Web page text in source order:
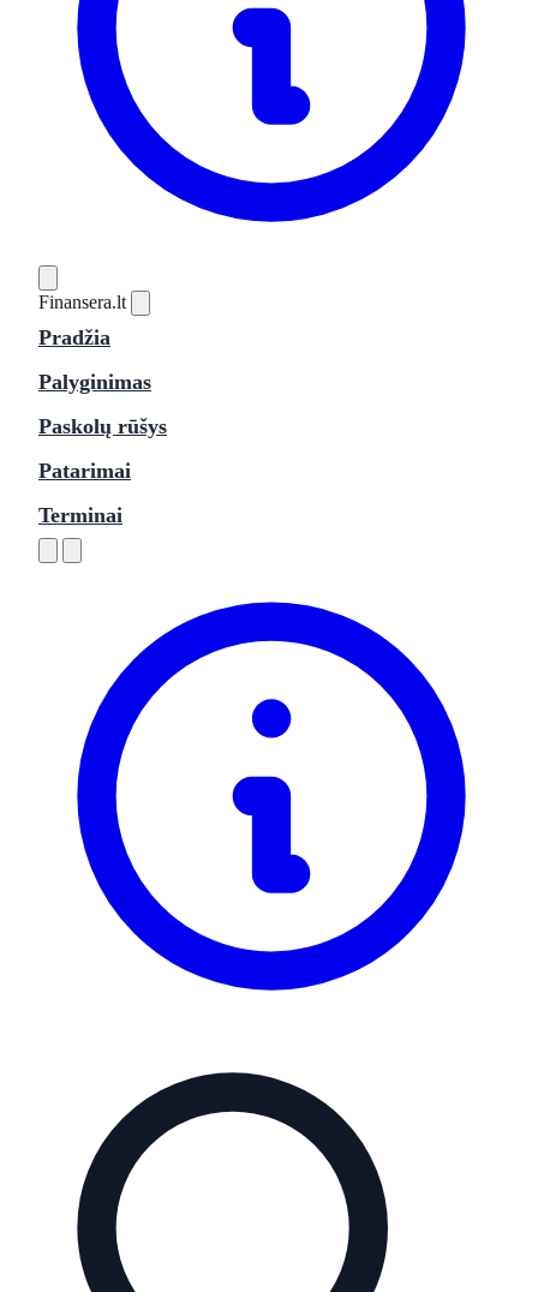
Finansera.lt
Pradžia
Palyginimas
Paskolų rūšys
Patarimai
Terminai